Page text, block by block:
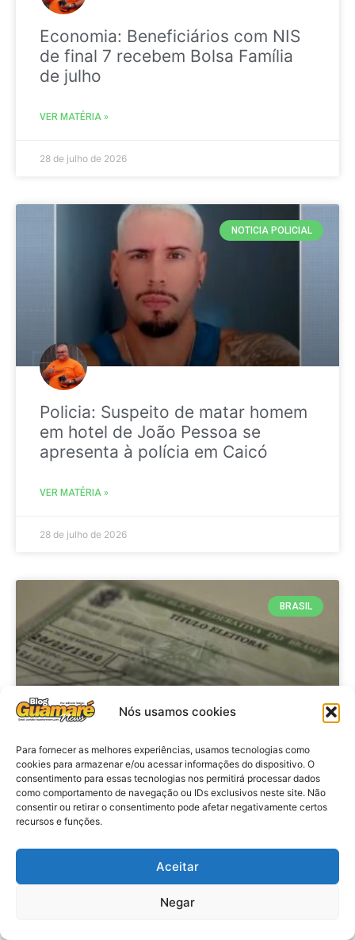
Nós usamos cookies
Para fornecer as melhores experiências, usamos tecnologias como
cookies para armazenar e/ou acessar informações do dispositivo. O
consentimento para essas tecnologias nos permitirá processar dados
como comportamento de navegação ou IDs exclusivos neste site. Não
consentir ou retirar o consentimento pode afetar negativamente certos
recursos e funções.
Aceitar
Negar
Economia: Beneficiários com NIS
de final 7 recebem Bolsa Família
de julho
VER MATÉRIA »
28 de julho de 2026
NOTICIA POLICIAL
Policia: Suspeito de matar homem
em hotel de João Pessoa se
apresenta à polícia em Caicó
VER MATÉRIA »
28 de julho de 2026
BRASIL
Brasil: Policia Federal investiga
753 casos de crimes eleitorais
antes das eleições